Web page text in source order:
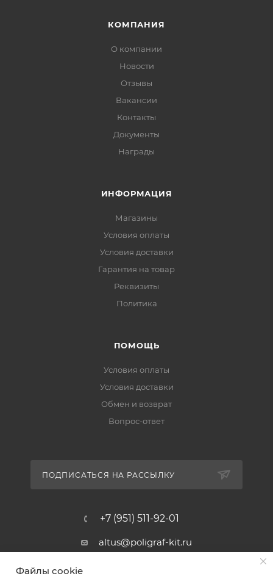
КОМПАНИЯ
О компании
Новости
Отзывы
Вакансии
Контакты
Документы
Награды
ИНФОРМАЦИЯ
Магазины
Условия оплаты
Условия доставки
Гарантия на товар
Реквизиты
Политика
ПОМОЩЬ
Условия оплаты
Условия доставки
Обмен и возврат
Вопрос-ответ
ПОДПИСАТЬСЯ НА РАССЫЛКУ
+7 (951) 511-92-01
altus@poligraf-kit.ru
Магазин-склад ТЦ "Альтус"
Файлы cookie